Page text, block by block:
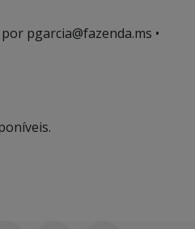
por pgarcia@fazenda.ms •